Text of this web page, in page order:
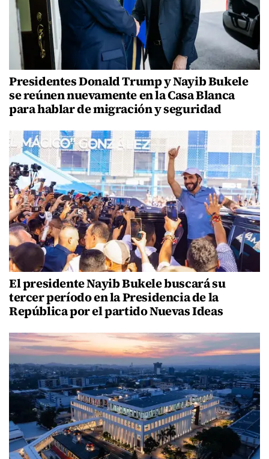
Presidentes Donald Trump y Nayib Bukele
se reúnen nuevamente en la Casa Blanca
para hablar de migración y seguridad
El presidente Nayib Bukele buscará su
tercer período en la Presidencia de la
República por el partido Nuevas Ideas